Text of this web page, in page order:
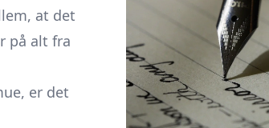
at det
på alt fra
er det